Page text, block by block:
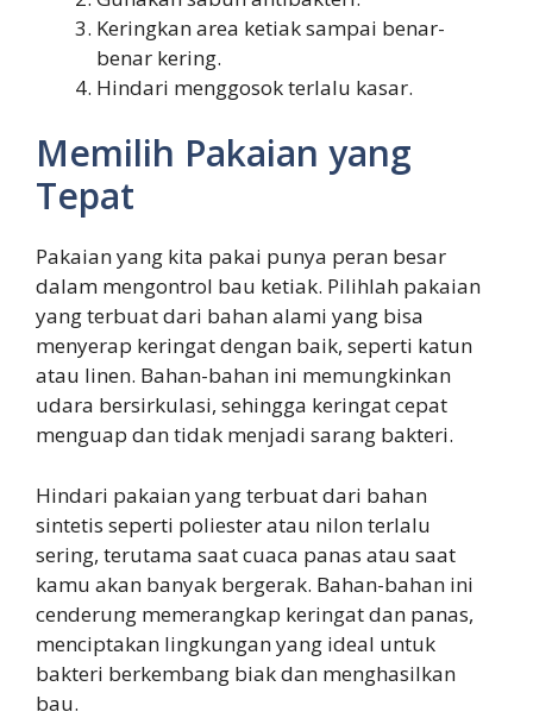
Keringkan area ketiak sampai benar-
benar kering.
Hindari menggosok terlalu kasar.
Memilih Pakaian yang
Tepat
Pakaian yang kita pakai punya peran besar
dalam mengontrol bau ketiak. Pilihlah pakaian
yang terbuat dari bahan alami yang bisa
menyerap keringat dengan baik, seperti katun
atau linen. Bahan-bahan ini memungkinkan
udara bersirkulasi, sehingga keringat cepat
menguap dan tidak menjadi sarang bakteri.
Hindari pakaian yang terbuat dari bahan
sintetis seperti poliester atau nilon terlalu
sering, terutama saat cuaca panas atau saat
kamu akan banyak bergerak. Bahan-bahan ini
cenderung memerangkap keringat dan panas,
menciptakan lingkungan yang ideal untuk
bakteri berkembang biak dan menghasilkan
bau.